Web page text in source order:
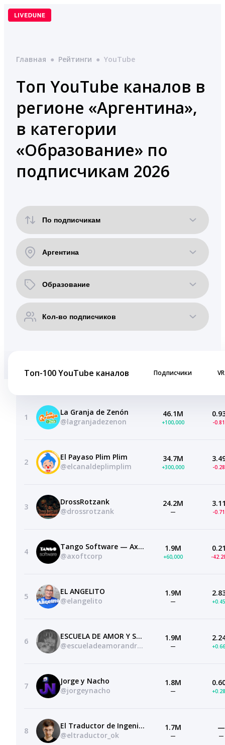
Перейти
Главная ● Рейтинги ● YouTube
Топ YouTube каналов в
регионе «Аргентина»,
в категории
«Образование» по
подписчикам 2026
Топ-100 YouTube каналов Подписчики VR
1
La Granja de Zenón
@lagranjadezenon
46.1M
+100,000 -
2
El Payaso Plim Plim
@elcanaldeplimplim
34.7M
+300,000 -
3
DrossRotzank
@drossrotzank
24.2M
— -
4
Tango Software — Axoft Argentina S.A.
@axoftcorp
1.9M
+60,000 -
5
EL ANGELITO
@elangelito
1.9M
—
6
ESCUELA DE AMOR Y SUPERACIÓN PERSONAL
@escueladeamorandreavegana
1.9M
—
7
Jorge y Nacho
@jorgeynacho
1.8M
—
8
El Traductor de Ingeniería
@eltraductor_ok
1.7M
—
—
—